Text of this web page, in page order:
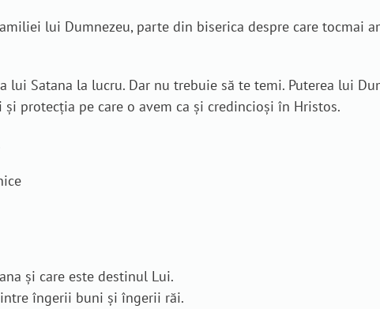
lui Dumnezeu, parte din biserica despre care tocmai
lui Satana la lucru. Dar nu trebuie să te temi. Puterea lui
protecția pe care o avem ca și credincioși în Hristos.
și care este destinul Lui.
îngerii buni și îngerii răi.